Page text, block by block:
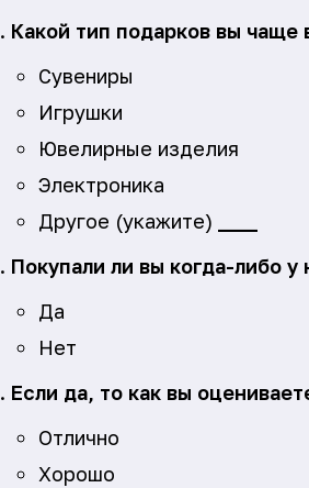
Какой тип подарков вы чаще
Сувениры
Игрушки
Ювелирные изделия
Электроника
Другое (укажите)
Покупали ли вы когда-либо у
Да
Нет
Если да, то как вы
Отлично
Хорошо